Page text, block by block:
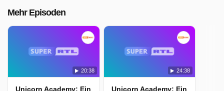
Mehr Episoden
20:38
Unicorn Academy: Ein Legendärer Sommer
24:38
Unicorn Academy: Ein